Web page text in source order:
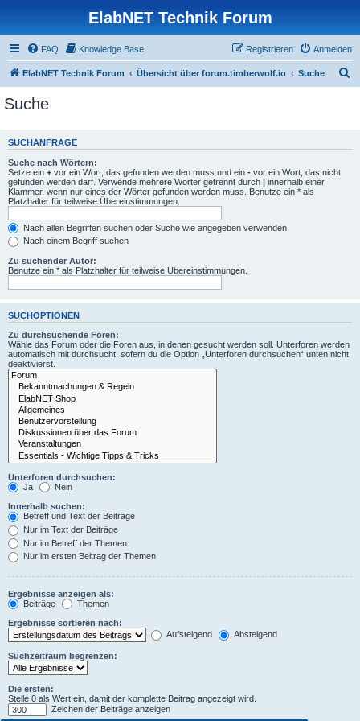
ElabNET Technik Forum
FAQ Knowledge Base Anmelden
Registrieren
ElabNET Technik Forum Übersicht über forum.timberwolf.io Suche
e
Suche
SUCHANFRAGE
Suche nach Wörtern:
Setze ein + vor ein Wort, das gefunden werden muss und ein - vor ein Wort, das nicht
gefunden werden darf. Verwende mehrere Wörter getrennt durch | innerhalb einer
Klammer, wenn nur eines der Wörter gefunden werden muss. Benutze ein * als
Platzhalter für teilweise Übereinstimmungen.
Nach allen Begriffen suchen oder Suche wie angegeben verwenden
Nach einem Begriff suchen
Zu suchender Autor:
Benutze ein * als Platzhalter für teilweise Übereinstimmungen.
SUCHOPTIONEN
Zu durchsuchende Foren:
Wähle das Forum oder die Foren aus, in denen gesucht werden soll. Unterforen werden
automatisch mit durchsucht, sofern du die Option „Unterforen durchsuchen“ unten nicht
deaktivierst.
Unterforen durchsuchen:
Ja
Nein
Innerhalb suchen:
Betreff und Text der Beiträge
Nur im Text der Beiträge
Nur im Betreff der Themen
Nur im ersten Beitrag der Themen
Ergebnisse anzeigen als:
Beiträge
Themen
Ergebnisse sortieren nach:
Aufsteigend
Absteigend
Suchzeitraum begrenzen:
Die ersten:
Stelle 0 als Wert ein, damit der komplette Beitrag angezeigt wird.
Zeichen der Beiträge anzeigen